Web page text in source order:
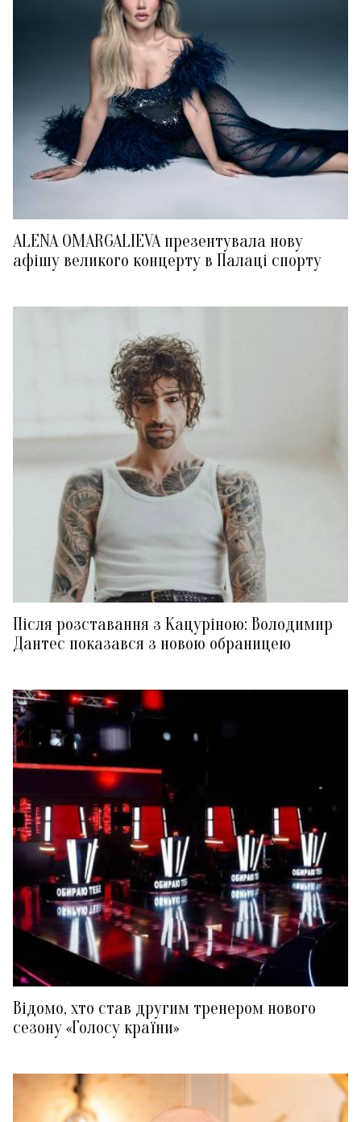
ALENA OMARGALIEVA презентувала нову
афішу великого концерту в Палаці спорту
Після розставання з Кацуріною: Володимир
Дантес показався з новою обраницею
Відомо, хто став другим тренером нового
сезону «Голосу країни»